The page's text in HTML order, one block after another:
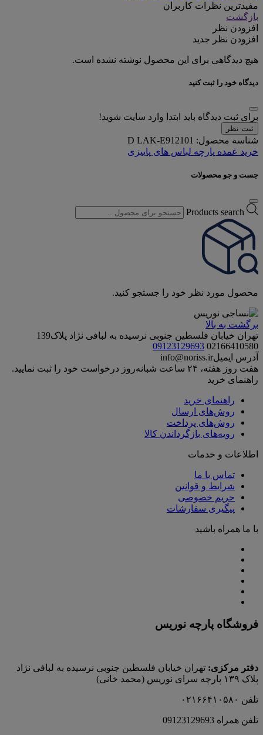
مفیدترین نظرات کاربران
بازگشت
افزودن نظر
افزودن نظر جدید
هیچ دیدگاهی برای این محصول نوشته نشده است.
دیدگاه خود را ثبت کنید
برای ثبت دیدگاه باید ابتدا وارد سایت شوید!
ثبت نظر
شناسه محصول: D LAK-E912101
خرید عمده پارچه لباس های پاییزی
جست و جو محصولات
Products search
محصول مورد نظر خود را جستجو کنید.
برگشت به بالا
تهران خیابان فلسطین جنوبی نرسیده به لبافی نژاد پلاک139
02166410580
09123129693
آدرس ایمیلinfo@noriss.ir
هفت روز هفته، ۲۴ ساعت شبانه‌روز درخواست خود را ثبت نمایید.
راهنمای خرید
راهنمای خرید
روش‌های ارسال
روش‌های پرداخت
رویه‌های بازگرداندن کالا
اطلاعات و خدمات
تماس با ما
شرایط و قوانین
حریم خصوصی
پیگیری سفارشات
با ما همراه باشید
فروشگاه پارچه نوریس
دفتر مرکزی: تهران خیابان فلسطین جنوبی نرسیده به لبافی نژاد
پلاک ۱۳۹ پارچه‌ سرای نوريس (محمد خانی)
تلفن ۰۲۱۶۶۴۱۰۵۸۰
تلفن همراه 09123129693